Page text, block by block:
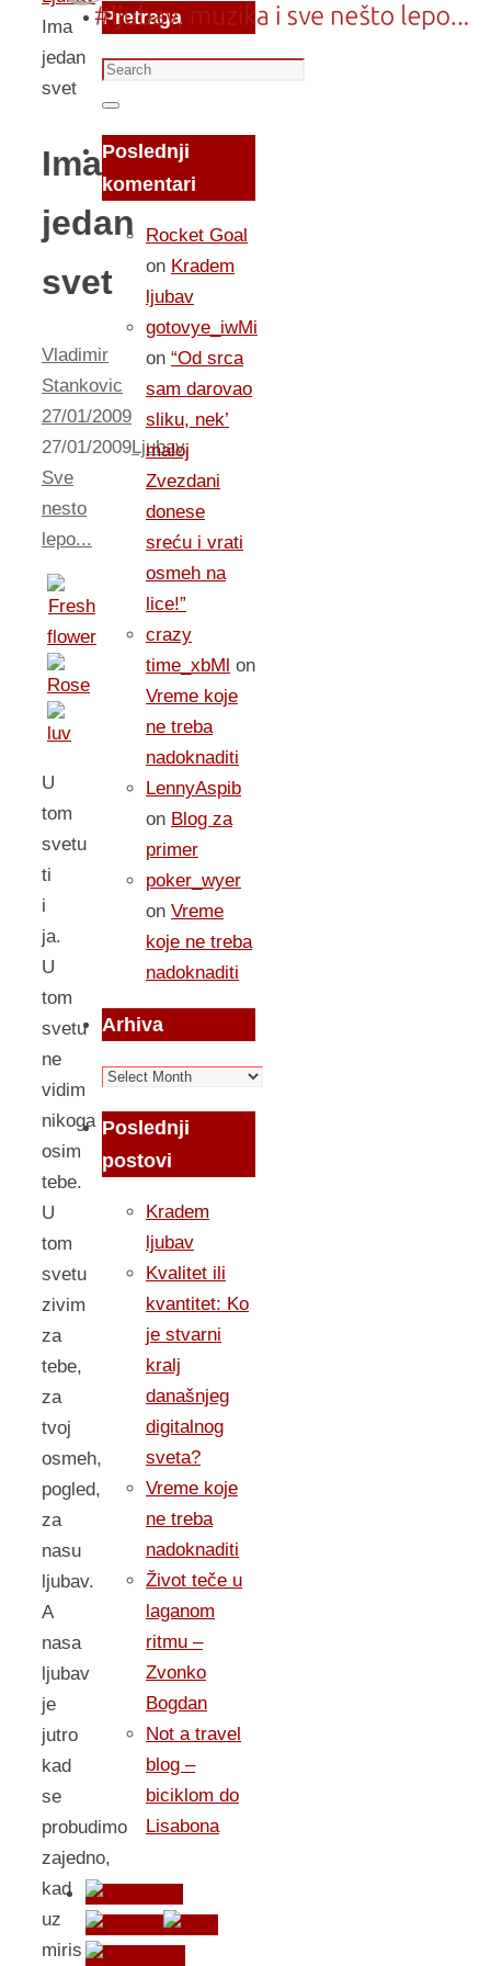
Ima
jedan
svet
Ima
jedan
svet
Vladimir
Stankovic
27/01/2009
27/01/2009Ljubav,
Sve
nesto
lepo...
U
tom
svetu
ti
i
ja.
U
tom
svetu
ne
vidim
nikoga
osim
tebe.
U
tom
svetu
zivim
za
tebe,
za
tvoj
osmeh,
pogled,
za
nasu
ljubav.
A
nasa
ljubav
je
jutro
kad
se
probudimo
zajedno,
kad
uz
miris
Pretraga
Search
for:
Search
Poslednji
komentari
Rocket Goal
on Kradem
ljubav
gotovye_iwMi
on “Od srca
sam darovao
sliku, nek’
maloj
Zvezdani
donese
sreću i vrati
osmeh na
lice!”
crazy
time_xbMl on
Vreme koje
ne treba
nadoknaditi
LennyAspib
on Blog za
primer
poker_wyer
on Vreme
koje ne treba
nadoknaditi
Arhiva
Arhiva
Poslednji
postovi
Kradem
ljubav
Kvalitet ili
kvantitet: Ko
je stvarni
kralj
današnjeg
digitalnog
sveta?
Vreme koje
ne treba
nadoknaditi
Život teče u
laganom
ritmu –
Zvonko
Bogdan
Not a travel
blog –
biciklom do
Lisabona